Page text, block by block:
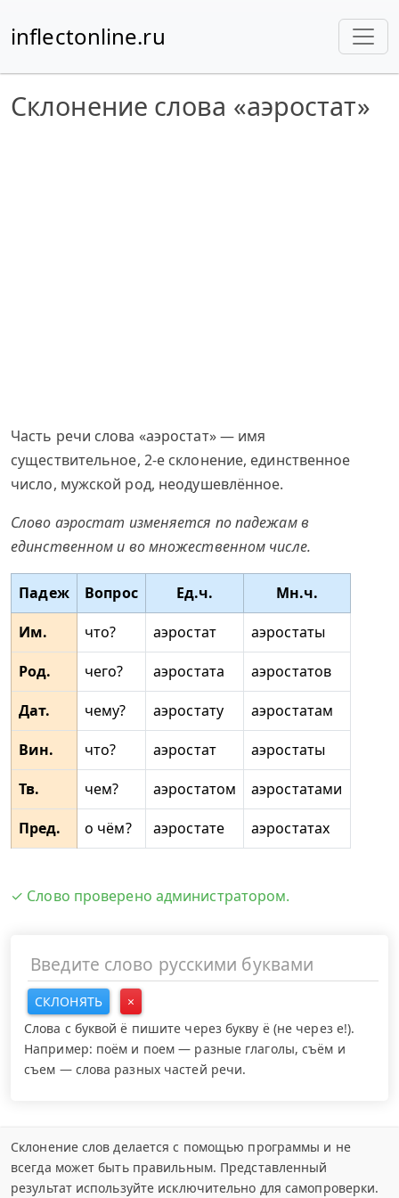
inflectonline.ru
Склонение слова «аэростат»
Часть речи слова «аэростат» — имя
существительное, 2-е склонение, единственное
число, мужской род, неодушевлённое.
Слово аэростат изменяется по падежам в
единственном и во множественном числе.
Падеж Вопрос Ед.ч.
Мн.ч.
Им.
что? аэростат
аэростаты
Род.
чего? аэростата
аэростатов
Дат.
чему? аэростату
аэростатам
Вин.
что? аэростат
аэростаты
Тв.
чем? аэростатом
аэростатами
Пред.
о чём? аэростате аэростатах
✓ Слово проверено администратором.
СКЛОНЯТЬ
×
Слова с буквой ё пишите через букву ё (не через е!).
Например: поём и поем — разные глаголы, съём и
съем — слова разных частей речи.
Склонение слов делается с помощью программы и не
всегда может быть правильным. Представленный
результат используйте исключительно для самопроверки.